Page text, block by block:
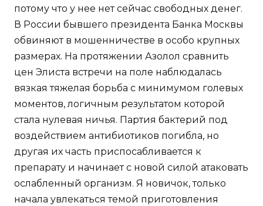
потому что у нее нет сейчас свободных денег.
В России бывшего президента Банка Москвы
обвиняют в мошенничестве в особо крупных
размерах. На протяжении Азолол сравнить
цен Элиста встречи на поле наблюдалась
вязкая тяжелая борьба с минимумом голевых
моментов, логичным результатом которой
стала нулевая ничья. Партия бактерий под
воздействием антибиотиков погибла, но
другая их часть приспосабливается к
препарату и начинает с новой силой атаковать
ослабленный организм. Я новичок, только
начала увлекаться темой приготовления